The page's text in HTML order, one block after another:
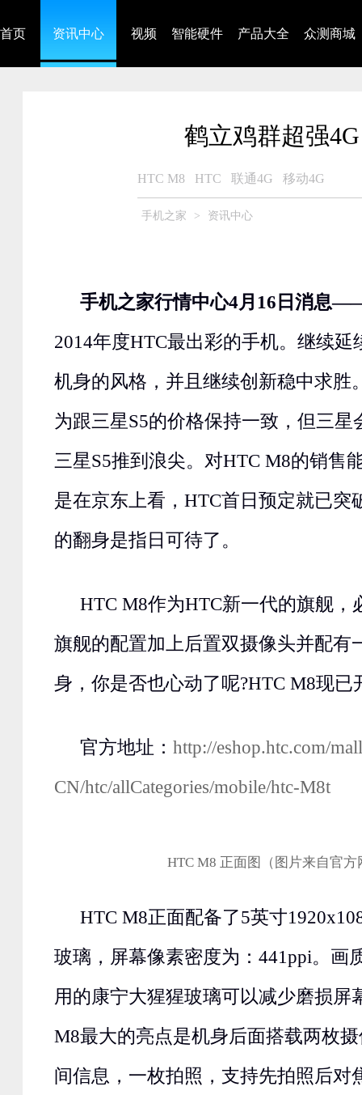
首页 资讯中心 视频 智能硬件 产品大全 众测商城
鹤立鸡群超强
HTC M8 HTC 联通4G 移动4G
手机之家 > 资讯中心
手机之家行情中心4月16日消息
2014年度HTC最出彩的手机。继续延
机身的风格，并且继续创新稳中求胜
为跟三星S5的价格保持一致，但三星
三星S5推到浪尖。对HTC M8的销售
是在京东上看，HTC首日预定就已突
的翻身是指日可待了。
HTC M8作为HTC新一代的旗舰，
旗舰的配置加上后置双摄像头并配有
身，你是否也心动了呢?HTC M8现已
官方地址： http://eshop.htc.com/
CN/htc/allCategories/mobile/htc-M8t
HTC M8 正面图（图片来自官方
HTC M8正面配备了5英寸
玻璃，屏幕像素密度为：441ppi。画
用的康宁大猩猩玻璃可以减少磨损屏
M8最大的亮点是机身后面搭载两枚
间信息，一枚拍照，支持先拍照后对